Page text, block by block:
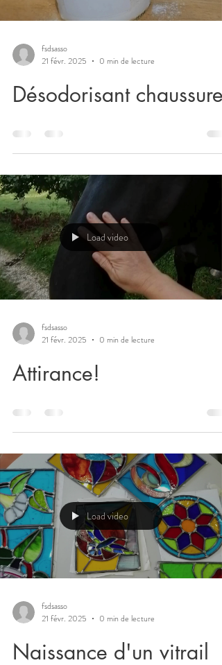
fsdsasso
21 févr. 2025
0 min de lecture
Désodorisant chaussures
Load video
fsdsasso
21 févr. 2025
0 min de lecture
Attirance!
Load video
fsdsasso
21 févr. 2025
0 min de lecture
Naissance d'un vitrail